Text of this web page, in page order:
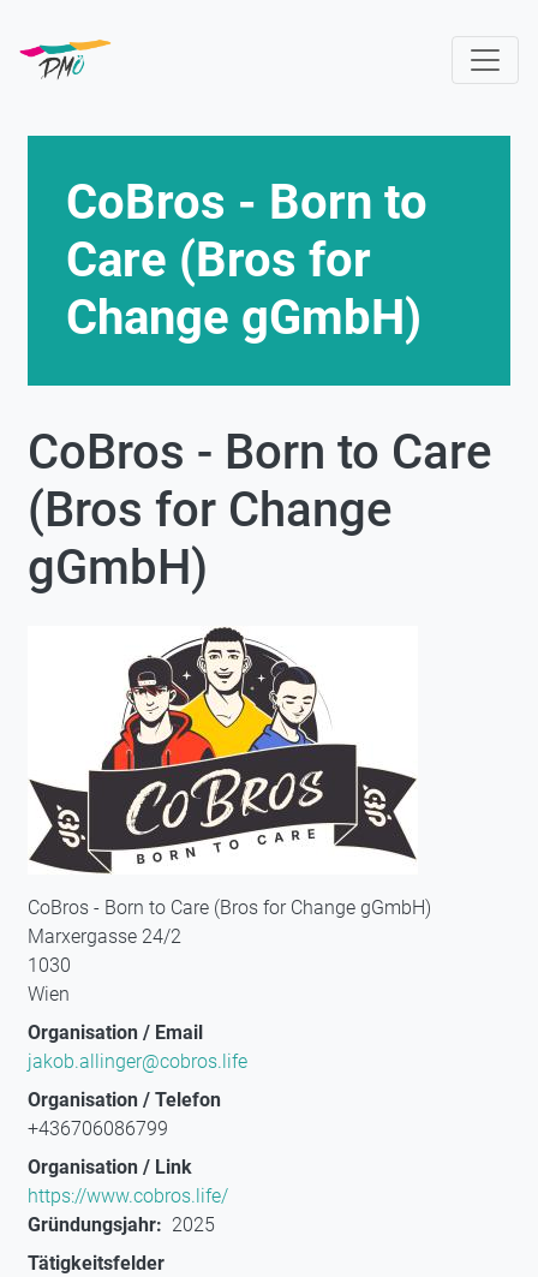
main
CoBros - Born to
Care (Bros for
Change gGmbH)
CoBros - Born to Care
(Bros for Change
gGmbH)
CoBros - Born to Care (Bros for Change gGmbH)
Marxergasse 24/2
1030
Wien
Organisation / Email
jakob.allinger@cobros.life
Organisation / Telefon
+436706086799
Organisation / Link
https://www.cobros.life/
Gründungsjahr
2025
Tätigkeitsfelder